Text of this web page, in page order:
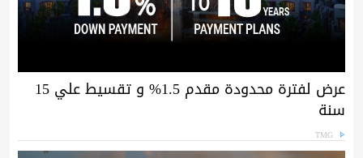
عرض لفترة محدودة مقدم 1.5% و تقسيط علي 15
سنة
TMG